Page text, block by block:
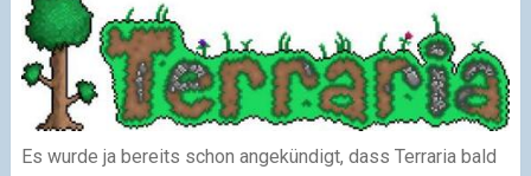
Es wurde ja bereits schon angekündigt, dass Terraria bald